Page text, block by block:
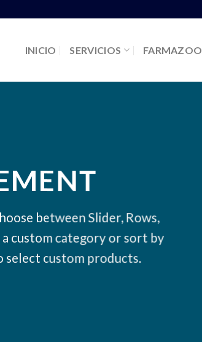
INICIO SERVICIOS FARMAZOO
between Slider, Rows,
custom category or sort by
select custom products.